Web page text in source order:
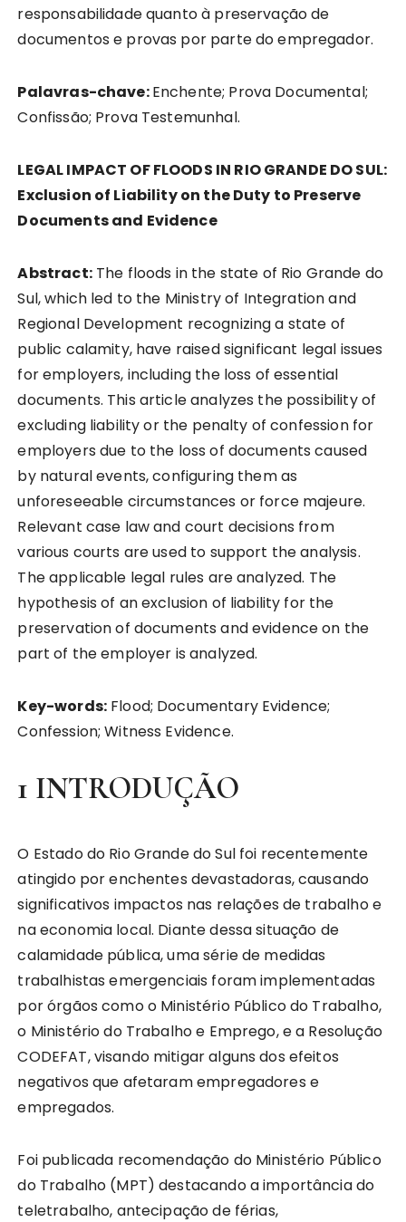
responsabilidade quanto à preservação de
documentos e provas por parte do empregador.
Palavras-chave:Enchente; Prova Documental;
Confissão; Prova Testemunhal.
LEGAL IMPACT OF FLOODS IN RIO GRANDE DO SUL:
Exclusion of Liability on the Duty to Preserve
Documents and Evidence
Abstract:The floods in the state of Rio Grande do
Sul, which led to the Ministry of Integration and
Regional Development recognizing a state of
public calamity, have raised significant legal issues
for employers, including the loss of essential
documents. This article analyzes the possibility of
excluding liability or the penalty of confession for
employers due to the loss of documents caused
by natural events, configuring them as
unforeseeable circumstances or force majeure.
Relevant case law and court decisions from
various courts are used to support the analysis.
The applicable legal rules are analyzed. The
hypothesis of an exclusion of liability for the
preservation of documents and evidence on the
part of the employer is analyzed.
Key-words:Flood; Documentary Evidence;
Confession; Witness Evidence.
1 INTRODUÇÃO
O Estado do Rio Grande do Sul foi recentemente
atingido por enchentes devastadoras, causando
significativos impactos nas relações de trabalho e
na economia local. Diante dessa situação de
calamidade pública, uma série de medidas
trabalhistas emergenciais foram implementadas
por órgãos como o Ministério Público do Trabalho,
o Ministério do Trabalho e Emprego, e a Resolução
CODEFAT, visando mitigar alguns dos efeitos
negativos que afetaram empregadores e
empregados.
Foi publicada recomendação do Ministério Público
do Trabalho (MPT) destacando a importância do
teletrabalho, antecipação de férias,